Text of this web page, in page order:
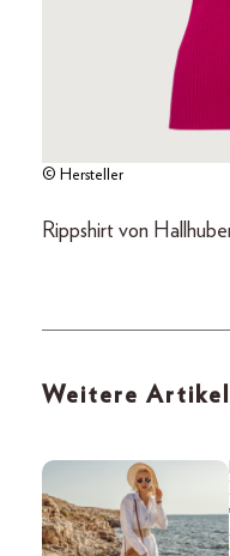
© Hersteller
Rippshirt von
Weitere Artikel